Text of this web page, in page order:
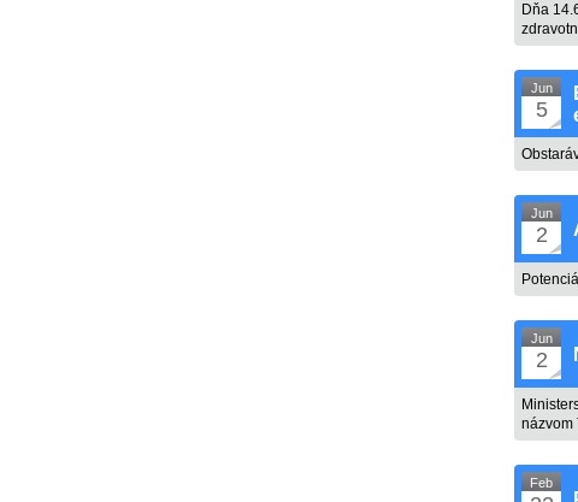
Dňa
Jun
5
Jun
2
Jun
2
názvom
Feb